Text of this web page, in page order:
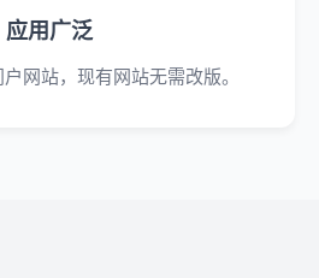
应用广泛
网站，现有网站无需改版。